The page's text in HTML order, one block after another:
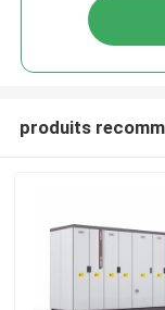
produits